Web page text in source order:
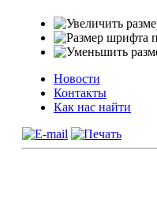
Новости
Контакты
Как нас найти